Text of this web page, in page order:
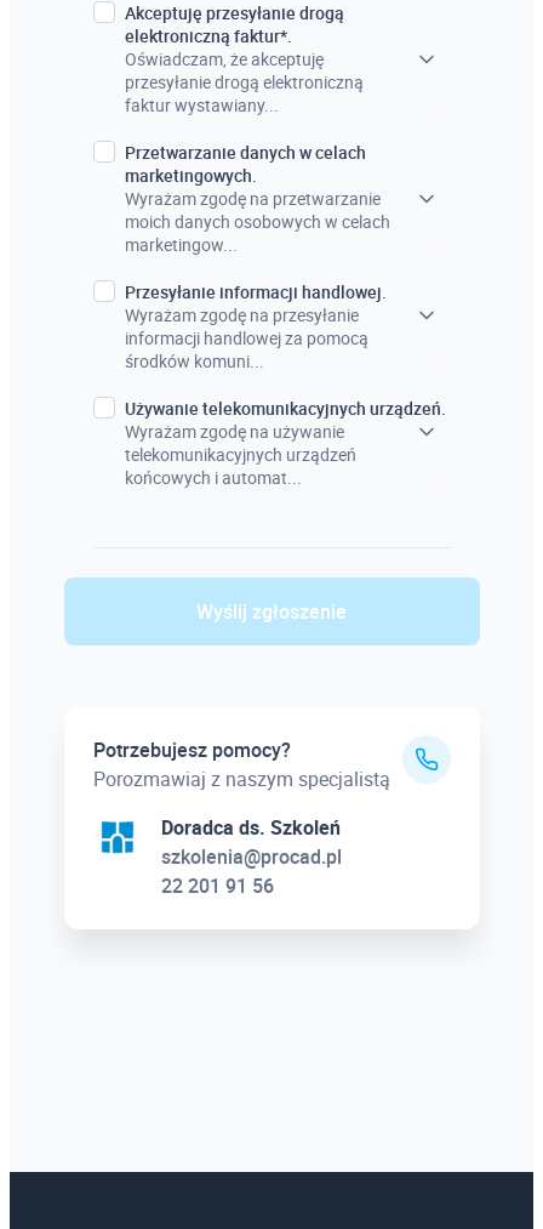
Akceptuję przesyłanie drogą
elektroniczną faktur*.
Oświadczam, że akceptuję
przesyłanie drogą elektroniczną
faktur wystawiany...
Przetwarzanie danych w celach
marketingowych.
Wyrażam zgodę na przetwarzanie
moich danych osobowych w celach
marketingow...
Przesyłanie informacji handlowej.
Wyrażam zgodę na przesyłanie
informacji handlowej za pomocą
środków komuni...
Używanie telekomunikacyjnych urządzeń.
Wyrażam zgodę na używanie
telekomunikacyjnych urządzeń
końcowych i automat...
Wyślij zgłoszenie
Potrzebujesz pomocy?
Porozmawiaj z naszym specjalistą
Doradca ds. Szkoleń
szkolenia@procad.pl
22 201 91 56